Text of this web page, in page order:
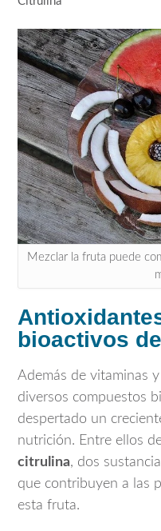
Mezclar la fruta puede
bioactivos
Además de vitaminas
diversos compuestos
despertado un
nutrición. Entre ellos
citrulina, dos
que contribuyen a las
esta fruta.